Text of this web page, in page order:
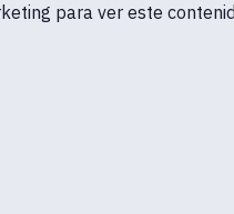
para ver este